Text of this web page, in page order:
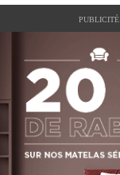
PUBLICITÉ